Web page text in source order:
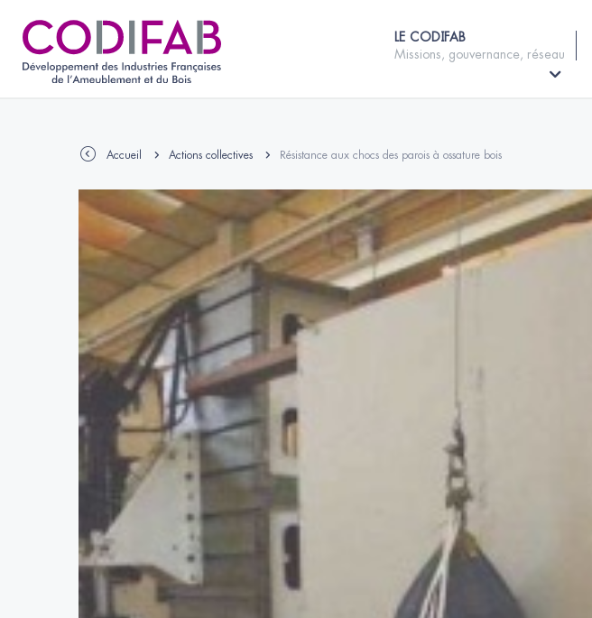
LE CODIFAB
Missions, gouvernance, réseau
Accueil Actions collectives Résistance aux chocs des parois à ossature bois